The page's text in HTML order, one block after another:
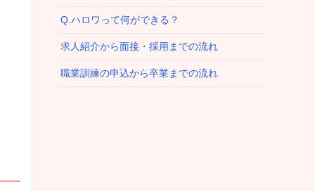
Q.ハロワって何ができる？
求人紹介から面接・採用までの流れ
職業訓練の申込から卒業までの流れ